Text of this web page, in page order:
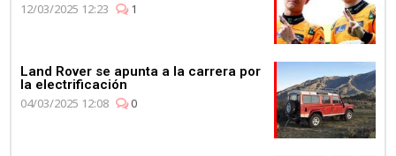
12/03/2025 12:23
1
Land Rover se apunta a la carrera por
la electrificación
04/03/2025 12:08
0